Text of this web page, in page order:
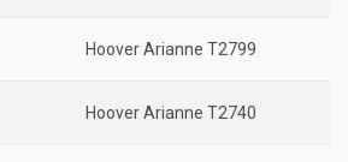
Hoover Arianne T2799
Hoover Arianne T2740